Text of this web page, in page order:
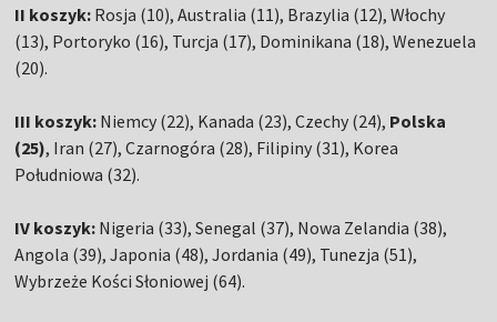
II koszyk: Rosja (10), Australia (11), Brazylia (12), Włochy
(13), Portoryko (16), Turcja (17), Dominikana (18), Wenezuela
(20).
III koszyk: Niemcy (22), Kanada (23), Czechy (24), Polska
(25), Iran (27), Czarnogóra (28), Filipiny (31), Korea
Południowa (32).
IV koszyk: Nigeria (33), Senegal (37), Nowa Zelandia (38),
Angola (39), Japonia (48), Jordania (49), Tunezja (51),
Wybrzeże Kości Słoniowej (64).